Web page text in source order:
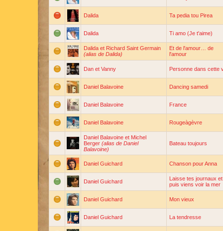
Dalida Ta pedia tou Pirea
Dalida Ti amo (Je t'aime)
Dalida et Richard Saint Germain
(alias de Dalida)
Et de l'amour… de
l'amour
Dan et Vanny Personne dans cette
Daniel Balavoine Dancing samedi
Daniel Balavoine France
Daniel Balavoine Rougeàgèvre
Daniel Balavoine et Michel
Berger (alias de Daniel
Balavoine)
Bateau toujours
Daniel Guichard Chanson pour Anna
Daniel Guichard
Laisse tes journaux et
puis viens voir la mer
Daniel Guichard Mon vieux
Daniel Guichard La tendresse